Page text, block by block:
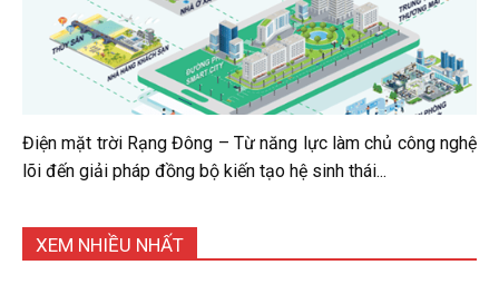
Điện mặt trời Rạng Đông – Từ năng lực làm chủ công nghệ
lõi đến giải pháp đồng bộ kiến tạo hệ sinh thái...
XEM NHIỀU NHẤT